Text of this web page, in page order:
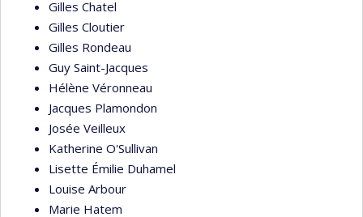
Gilles Chatel
Gilles Cloutier
Gilles Rondeau
Guy Saint-Jacques
Hélène Véronneau
Jacques Plamondon
Josée Veilleux
Katherine O'Sullivan
Lisette Émilie Duhamel
Louise Arbour
Marie Hatem